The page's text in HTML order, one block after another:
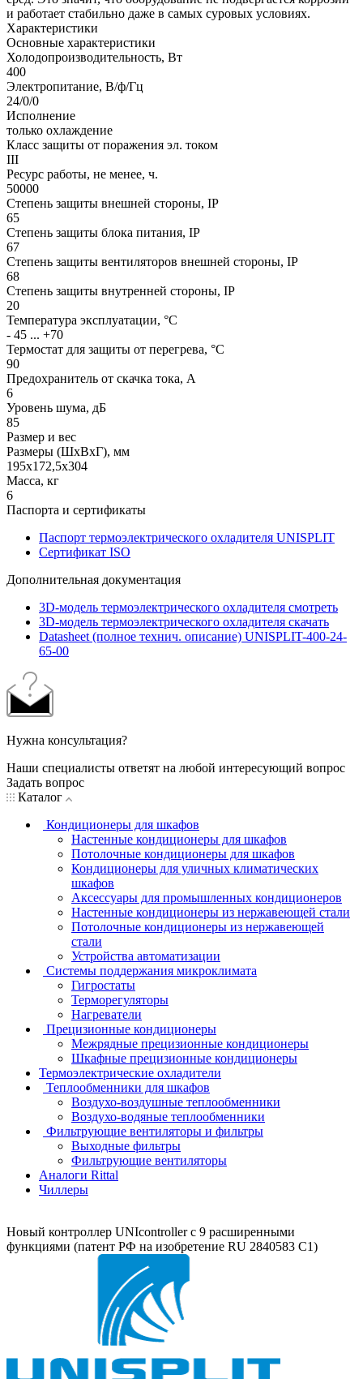
и работает стабильно даже в самых суровых условиях.
Характеристики
Основные характеристики
Холодопроизводительность, Вт
400
Электропитание, В/ф/Гц
24/0/0
Исполнение
только охлаждение
Класс защиты от поражения эл. током
III
Ресурс работы, не менее, ч.
50000
Степень защиты внешней стороны, IP
65
Степень защиты блока питания, IP
67
Степень защиты вентиляторов внешней стороны, IP
68
Степень защиты внутренней стороны, IP
20
Температура эксплуатации, °С
- 45 ... +70
Термостат для защиты от перегрева, °С
90
Предохранитель от скачка тока, А
6
Уровень шума, дБ
85
Размер и вес
Размеры (ШхВхГ), мм
195х172,5х304
Масса, кг
6
Паспорта и сертификаты
Паспорт термоэлектрического охладителя UNISPLIT
Сертификат ISO
Дополнительная документация
3D-модель термоэлектрического охладителя смотреть
3D-модель термоэлектрического охладителя скачать
Datasheet (полное технич. описание) UNISPLIT-400-24-
65-00
Нужна консультация?
Наши специалисты ответят на любой интересующий вопрос
Задать вопрос
Каталог
Кондиционеры для шкафов
Настенные кондиционеры для шкафов
Потолочные кондиционеры для шкафов
Кондиционеры для уличных климатических
шкафов
Аксессуары для промышленных кондиционеров
Настенные кондиционеры из нержавеющей стали
Потолочные кондиционеры из нержавеющей
стали
Устройства автоматизации
Системы поддержания микроклимата
Гигростаты
Терморегуляторы
Нагреватели
Прецизионные кондиционеры
Mежрядные прецизионные кондиционеры
Шкафные прецизионные кондиционеры
Термоэлектрические охладители
Теплообменники для шкафов
Воздухо-воздушные теплообменники
Воздухо-водяные теплообменники
Фильтрующие вентиляторы и фильтры
Выходные фильтры
Фильтрующие вентиляторы
Аналоги Rittal
Чиллеры
Новый контроллер UNIcontroller c 9 расширенными
функциями (патент РФ на изобретение RU 2840583 C1)